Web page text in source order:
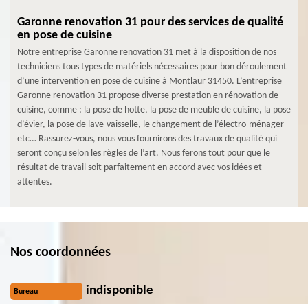
Garonne renovation 31 pour des services de qualité
en pose de cuisine
Notre entreprise Garonne renovation 31 met à la disposition de nos
techniciens tous types de matériels nécessaires pour bon déroulement
d’une intervention en pose de cuisine à Montlaur 31450. L’entreprise
Garonne renovation 31 propose diverse prestation en rénovation de
cuisine, comme : la pose de hotte, la pose de meuble de cuisine, la pose
d’évier, la pose de lave-vaisselle, le changement de l’électro-ménager
etc… Rassurez-vous, nous vous fournirons des travaux de qualité qui
seront conçu selon les règles de l’art. Nous ferons tout pour que le
résultat de travail soit parfaitement en accord avec vos idées et
attentes.
Nos coordonnées
Bureau indisponible